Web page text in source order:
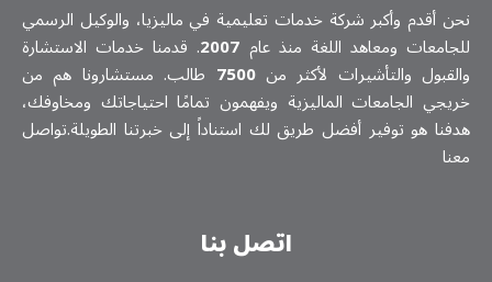
نحن أقدم وأكبر شركة خدمات تعلیمیة في ماليزيا، والوكيل الرسمي
للجامعات ومعاهد اللغة منذ عام 2007. قدمنا خدمات الاستشارة
والقبول والتأشيرات لأكثر من7500 طالب. مستشارونا هم من
خريجي الجامعات الماليزية ويفهمون تمامًا احتياجاتك ومخاوفك،
هدفنا هو توفير أفضل طريق لك استناداً إلى خبرتنا الطويلة.تواصل
معنا
اتصل بنا